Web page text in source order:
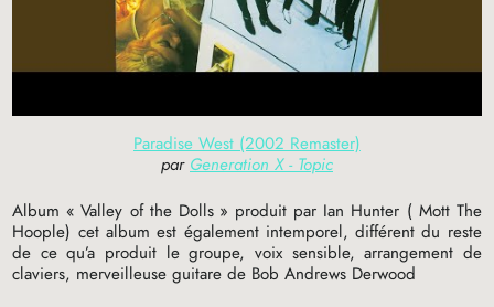
Paradise West (2002 Remaster)
par Generation X - Topic
Album « Valley of the Dolls » produit par Ian Hunter ( Mott The
Hoople) cet album est également intemporel, différent du reste
de ce qu’a produit le groupe, voix sensible, arrangement de
claviers, merveilleuse guitare de Bob Andrews Derwood